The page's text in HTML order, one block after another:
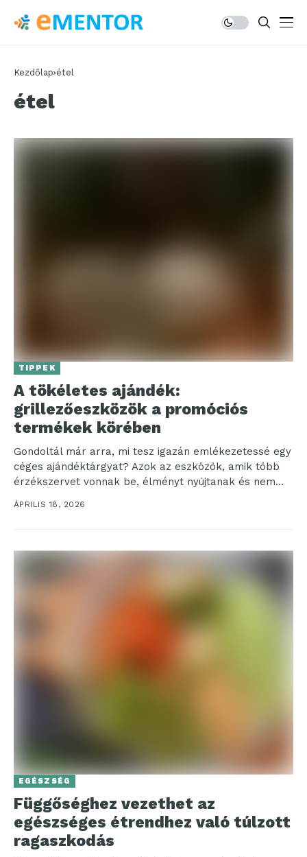
Kezdőlap étel
étel
TIPPEK
A tökéletes ajándék:
grillezőeszközök a promóciós
termékek körében
Gondoltál már arra, mi tesz igazán emlékezetessé egy
céges ajándéktárgyat? Azok az eszközök, amik több
érzékszervet vonnak be, élményt nyújtanak és nem
csak...
ÁPRILIS 18, 2026
EGÉSZSÉG
Függőséghez vezethet az
egészséges étrendhez való túlzott
ragaszkodás